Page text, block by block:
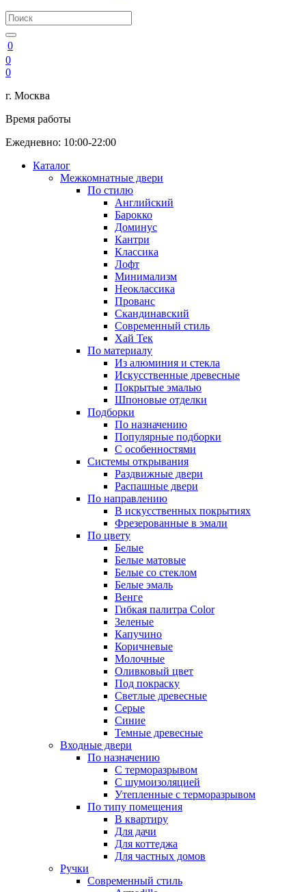
0
0
0
г. Москва
Время работы
Ежедневно: 10:00-22:00
Каталог
Межкомнатные двери
По стилю
Английский
Барокко
Доминус
Кантри
Классика
Лофт
Минимализм
Неоклассика
Прованс
Скандинавский
Современный стиль
Хай Тек
По материалу
Из алюминия и стекла
Искусственные древесные
Покрытые эмалью
Шпоновые отделки
Подборки
По назначению
Популярные подборки
С особенностями
Системы открывания
Раздвижные двери
Распашные двери
По направлению
В искусственных покрытиях
Фрезерованные в эмали
По цвету
Белые
Белые матовые
Белые со стеклом
Белые эмаль
Венге
Гибкая палитра Color
Зеленые
Капучино
Коричневые
Молочные
Оливковый цвет
Под покраску
Светлые древесные
Серые
Синие
Темные древесные
Входные двери
По назначению
С терморазрывом
С шумоизоляцией
Утепленные с терморазрывом
По типу помещения
В квартиру
Для дачи
Для коттеджа
Для частных домов
Ручки
Современный стиль